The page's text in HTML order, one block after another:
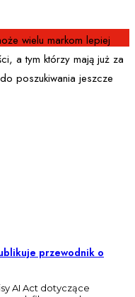
wielu markom lepiej
a tym którzy mają już za
poszukiwania jeszcze
przewodnik o
AI Act dotyczące